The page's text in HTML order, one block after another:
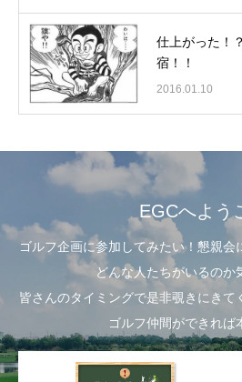
仕上がった！
宿！！
2016.01.10
EGCへよう
ゴルフ企画に参加してみたい！懇親会
どんな人たちがいるのか
皆さんのタイミングで是非覗きにきて
ゴルフ仲間ができれば